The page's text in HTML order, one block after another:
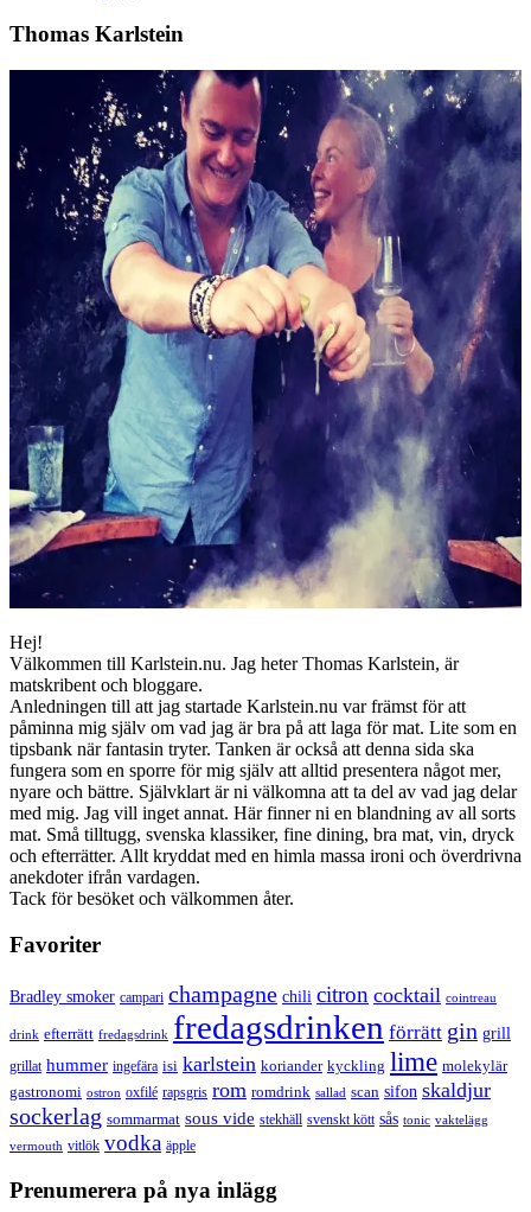
Thomas Karlstein
Hej!
Välkommen till Karlstein.nu. Jag heter Thomas Karlstein, är
matskribent och bloggare.
Anledningen till att jag startade Karlstein.nu var främst för att
påminna mig själv om vad jag är bra på att laga för mat. Lite som en
tipsbank när fantasin tryter. Tanken är också att denna sida ska
fungera som en sporre för mig själv att alltid presentera något mer,
nyare och bättre. Självklart är ni välkomna att ta del av vad jag delar
med mig. Jag vill inget annat. Här finner ni en blandning av all sorts
mat. Små tilltugg, svenska klassiker, fine dining, bra mat, vin, dryck
och efterrätter. Allt kryddat med en himla massa ironi och överdrivna
anekdoter ifrån vardagen.
Tack för besöket och välkommen åter.
Favoriter
Bradley smoker campari champagne chili citron cocktail cointreau
drink efterrätt fredagsdrink fredagsdrinken förrätt gin grill
grillat hummer ingefära isi karlstein koriander kyckling lime molekylär
gastronomi ostron oxfilé rapsgris rom romdrink sallad scan sifon skaldjur
sockerlag sommarmat sous vide stekhäll svenskt kött sås tonic vaktelägg
vermouth vitlök vodka äpple
Prenumerera på nya inlägg